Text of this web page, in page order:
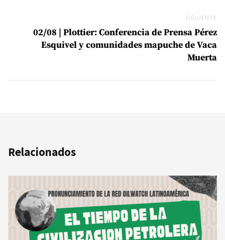
SIGUIENTE
02/08 | Plottier: Conferencia de Prensa Pérez
Esquivel y comunidades mapuche de Vaca
Muerta
Relacionados